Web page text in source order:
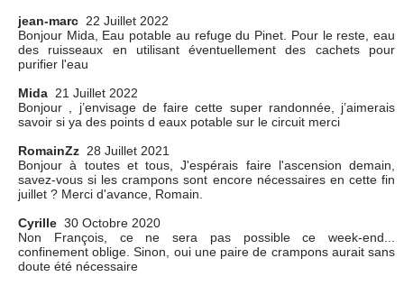
jean-marc 22 Juillet 2022
Bonjour Mida, Eau potable au refuge du Pinet. Pour le reste, eau
des ruisseaux en utilisant éventuellement des cachets pour
purifier l'eau
Mida 21 Juillet 2022
Bonjour , j’envisage de faire cette super randonnée, j’aimerais
savoir si ya des points d eaux potable sur le circuit merci
RomainZz 28 Juillet 2021
Bonjour à toutes et tous, J'espérais faire l'ascension demain,
savez-vous si les crampons sont encore nécessaires en cette fin
juillet ? Merci d'avance, Romain.
Cyrille 30 Octobre 2020
Non François, ce ne sera pas possible ce week-end...
confinement oblige. Sinon, oui une paire de crampons aurait sans
doute été nécessaire